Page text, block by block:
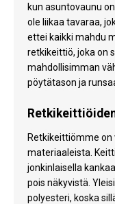
kun asuntovaunu
ole liikaa tavaraa,
ettei kaikki mahdu
retkikeittiö, joka on
mahdollisimman
pöytätason ja
Retkikeittiömme
materiaaleista.
jonkinlaisella
pois näkyvistä.
polyesteri, koska